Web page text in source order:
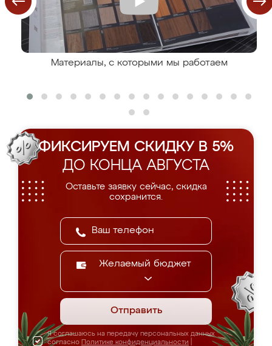
Материалы, с которыми мы работаем
ФИКСИРУЕМ СКИДКУ В 5%
ДО КОНЦА АВГУСТА
Оставьте заявку сейчас, скидка
сохранится.
Желаемый бюджет
Отправить
Я соглашаюсь на передачу персональных данных
согласно Политике конфиденциальности